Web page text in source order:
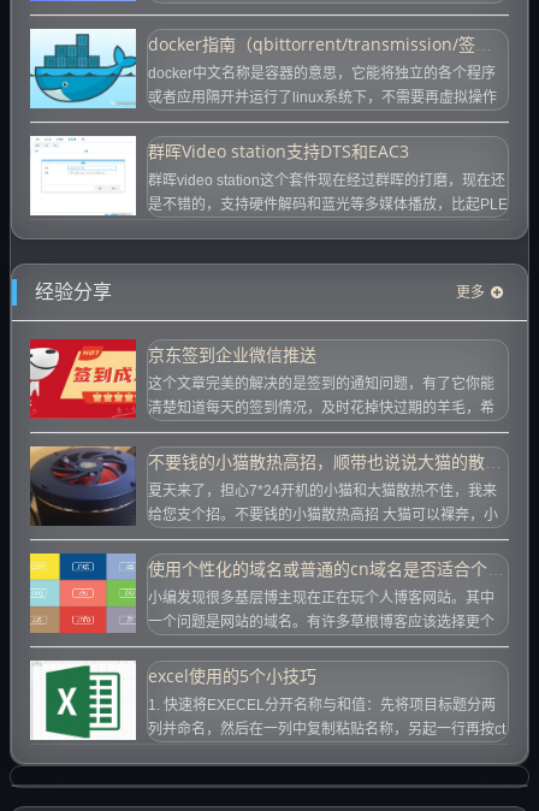
有兴趣可以看看：传送门，...
docker中文名称是容器的意思，它能将独立的各个程序
或者应用隔开并运行了linux系统下，不需要再虚拟操作
系统，其高效性和简便性是它最...
群晖Video station支持DTS和EAC3
群晖video station这个套件现在经过群晖的打磨，现在还
是不错的，支持硬件解码和蓝光等多媒体播放，比起PLE
经验分享 更多
京东签到企业微信推送
这个文章完美的解决的是签到的通知问题，有了它你能
清楚知道每天的签到情况，及时花掉快过期的羊毛，希
望大家玩的愉快。...
夏天来了，担心7*24开机的小猫和大猫散热不佳，我来
给您支个招。不要钱的小猫散热高招 大猫可以裸奔，小
猫可不行。昨晚拿着小猫，把底部仔细...
小编发现很多基层博主现在正在玩个人博客网站。其中
一个问题是网站的域名。有许多草根博客应该选择更个
性化的.me域名或更常见。 com域名混...
excel使用的5个小技巧
1. 快速将EXECEL分开名称与和值：先将项目标题分两
列并命名，然后在一列中复制粘贴名称，另起一行再按ct